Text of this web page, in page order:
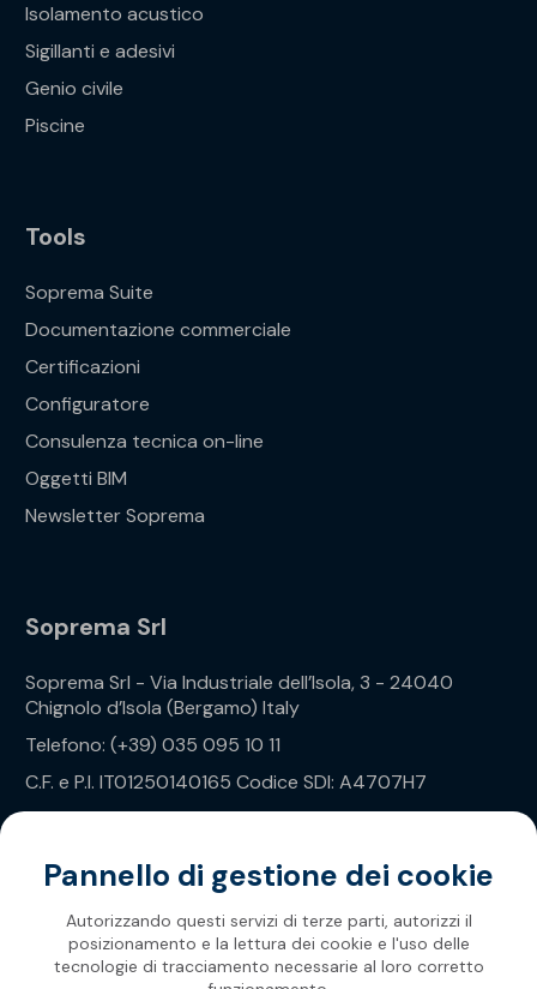
Isolamento acustico
Sigillanti e adesivi
Genio civile
Piscine
Tools
Soprema Suite
Documentazione commerciale
Certificazioni
Configuratore
Consulenza tecnica on-line
Oggetti BIM
Newsletter Soprema
Soprema Srl
Soprema Srl - Via Industriale dell’Isola, 3 - 24040
Chignolo d’Isola (Bergamo) Italy
Telefono: (+39) 035 095 10 11
C.F. e P.I. IT01250140165 Codice SDI: A4707H7
Privacy Policy
Pannello di gestione dei cookie
Autorizzando questi servizi di terze parti, autorizzi il
posizionamento e la lettura dei cookie e l'uso delle
tecnologie di tracciamento necessarie al loro corretto